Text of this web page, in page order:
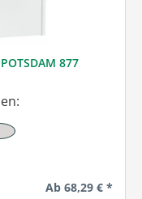
877
Regulärer Preis:
Ab 68,29 € *